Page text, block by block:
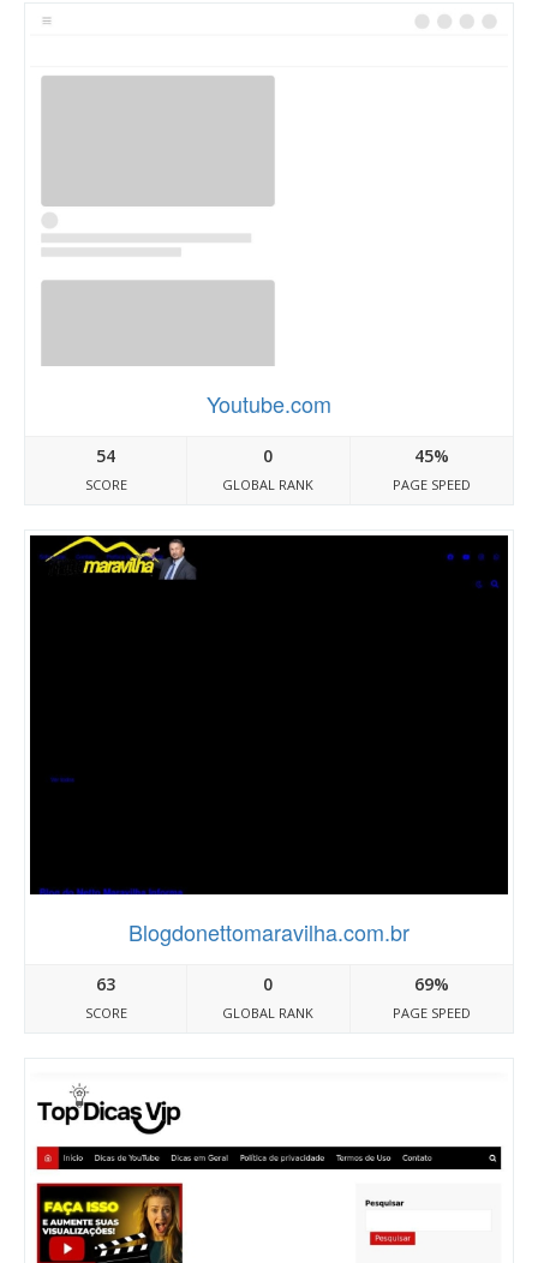
Youtube.com
54
SCORE
0
GLOBAL RANK
45%
PAGE SPEED
Blogdonettomaravilha.com.br
63
SCORE
0
GLOBAL RANK
69%
PAGE SPEED